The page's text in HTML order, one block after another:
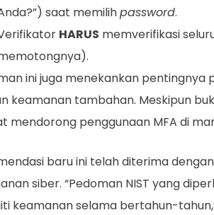
saat memilihpassword.
HARUS memverifikasi
ini juga menekankan pentingnya
keamanan tambahan. Meskipun
mendorong penggunaan MFA di
baru ini telah diterima
siber. “Pedoman NIST yang
keamanan selama bertahun-